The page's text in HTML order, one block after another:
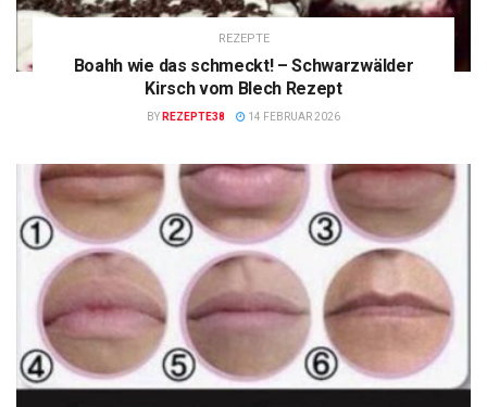
REZEPTE
Boahh wie das schmeckt! – Schwarzwälder
Kirsch vom Blech Rezept
BY REZEPTE38 14 FEBRUAR 2026